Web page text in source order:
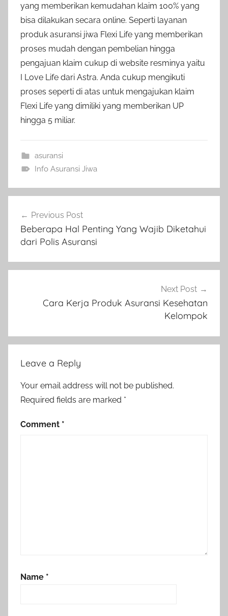
yang memberikan kemudahan klaim 100% yang
bisa dilakukan secara online. Seperti layanan
produk asuransi jiwa Flexi Life yang memberikan
proses mudah dengan pembelian hingga
pengajuan klaim cukup di website resminya yaitu
I Love Life dari Astra. Anda cukup mengikuti
proses seperti di atas untuk mengajukan klaim
Flexi Life yang dimiliki yang memberikan UP
hingga 5 miliar.
asuransi
Info Asuransi Jiwa
Previous Post
Beberapa Hal Penting Yang Wajib Diketahui
dari Polis Asuransi
Next Post
Cara Kerja Produk Asuransi Kesehatan
Kelompok
Leave a Reply
Your email address will not be published.
Required fields are marked *
Comment *
Name *